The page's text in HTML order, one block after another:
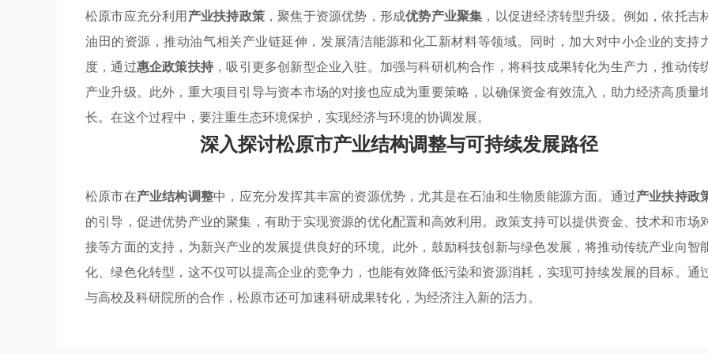
松原市应充分利用产业扶持政策，聚焦于资源优势，形成优势产业聚集 ，以促进经济转型升级。例如，依托吉
油田的资源，推动油气相关产业链延伸，发展清洁能源和化工新材料等领域。同时，加大对中小企业的支持
度，通过惠企政策扶持 ，吸引更多创新型企业入驻。加强与科研机构合作，将科技成果转化为生产力，推动传
产业升级。此外，重大项目引导与资本市场的对接也应成为重要策略，以确保资金有效流入，助力经济高质量
长。在这个过程中，要注重生态环境保护，实现经济与环境的协调发展。
深入探讨松原市产业结构调整与可持续发展路径
松原市在产业结构调整中，应充分发挥其丰富的资源优势，尤其是在石油和生物质能源方面。通过产业扶持政
的引导，促进优势产业的聚集，有助于实现资源的优化配置和高效利用。政策支持可以提供资金、技术和市场
接等方面的支持，为新兴产业的发展提供良好的环境。此外，鼓励科技创新与绿色发展，将推动传统产业向智
化、绿色化转型，这不仅可以提高企业的竞争力，也能有效降低污染和资源消耗，实现可持续发展的目标。通
与高校及科研院所的合作，松原市还可加速科研成果转化，为经济注入新的活力。